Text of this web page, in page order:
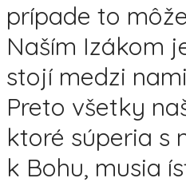
prípade to
Naším Izákom
stojí medzi
Preto všetky
ktoré súperia s
k Bohu, musia